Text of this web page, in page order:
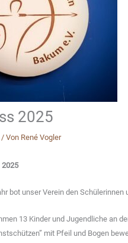
2025
/ Von René Vogler
2025
bot unser Verein den
13 Kinder und Jugendliche an
mit Pfeil und Bogen